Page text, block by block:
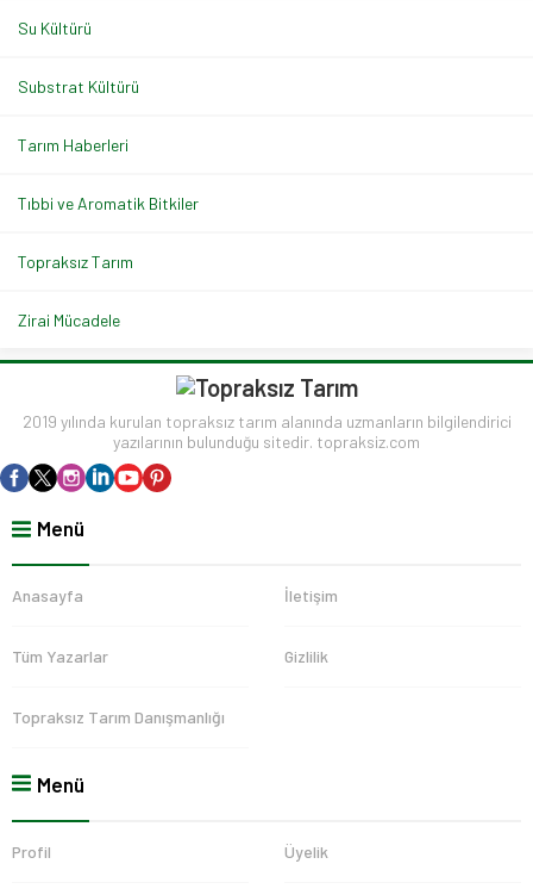
Su Kültürü
Substrat Kültürü
Tarım Haberleri
Tıbbi ve Aromatik Bitkiler
Topraksız Tarım
Zirai Mücadele
2019 yılında kurulan topraksız tarım alanında uzmanların bilgilendirici
yazılarının bulunduğu sitedir. topraksiz.com
Menü
Anasayfa İletişim
Tüm Yazarlar Gizlilik
Topraksız Tarım Danışmanlığı
Menü
Profil Üyelik